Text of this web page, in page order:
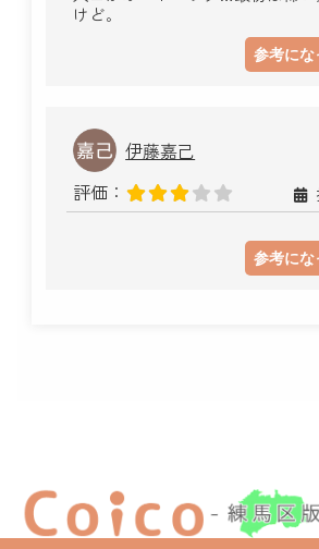
けど｡
参考にな
伊藤嘉己
評価：
参考にな